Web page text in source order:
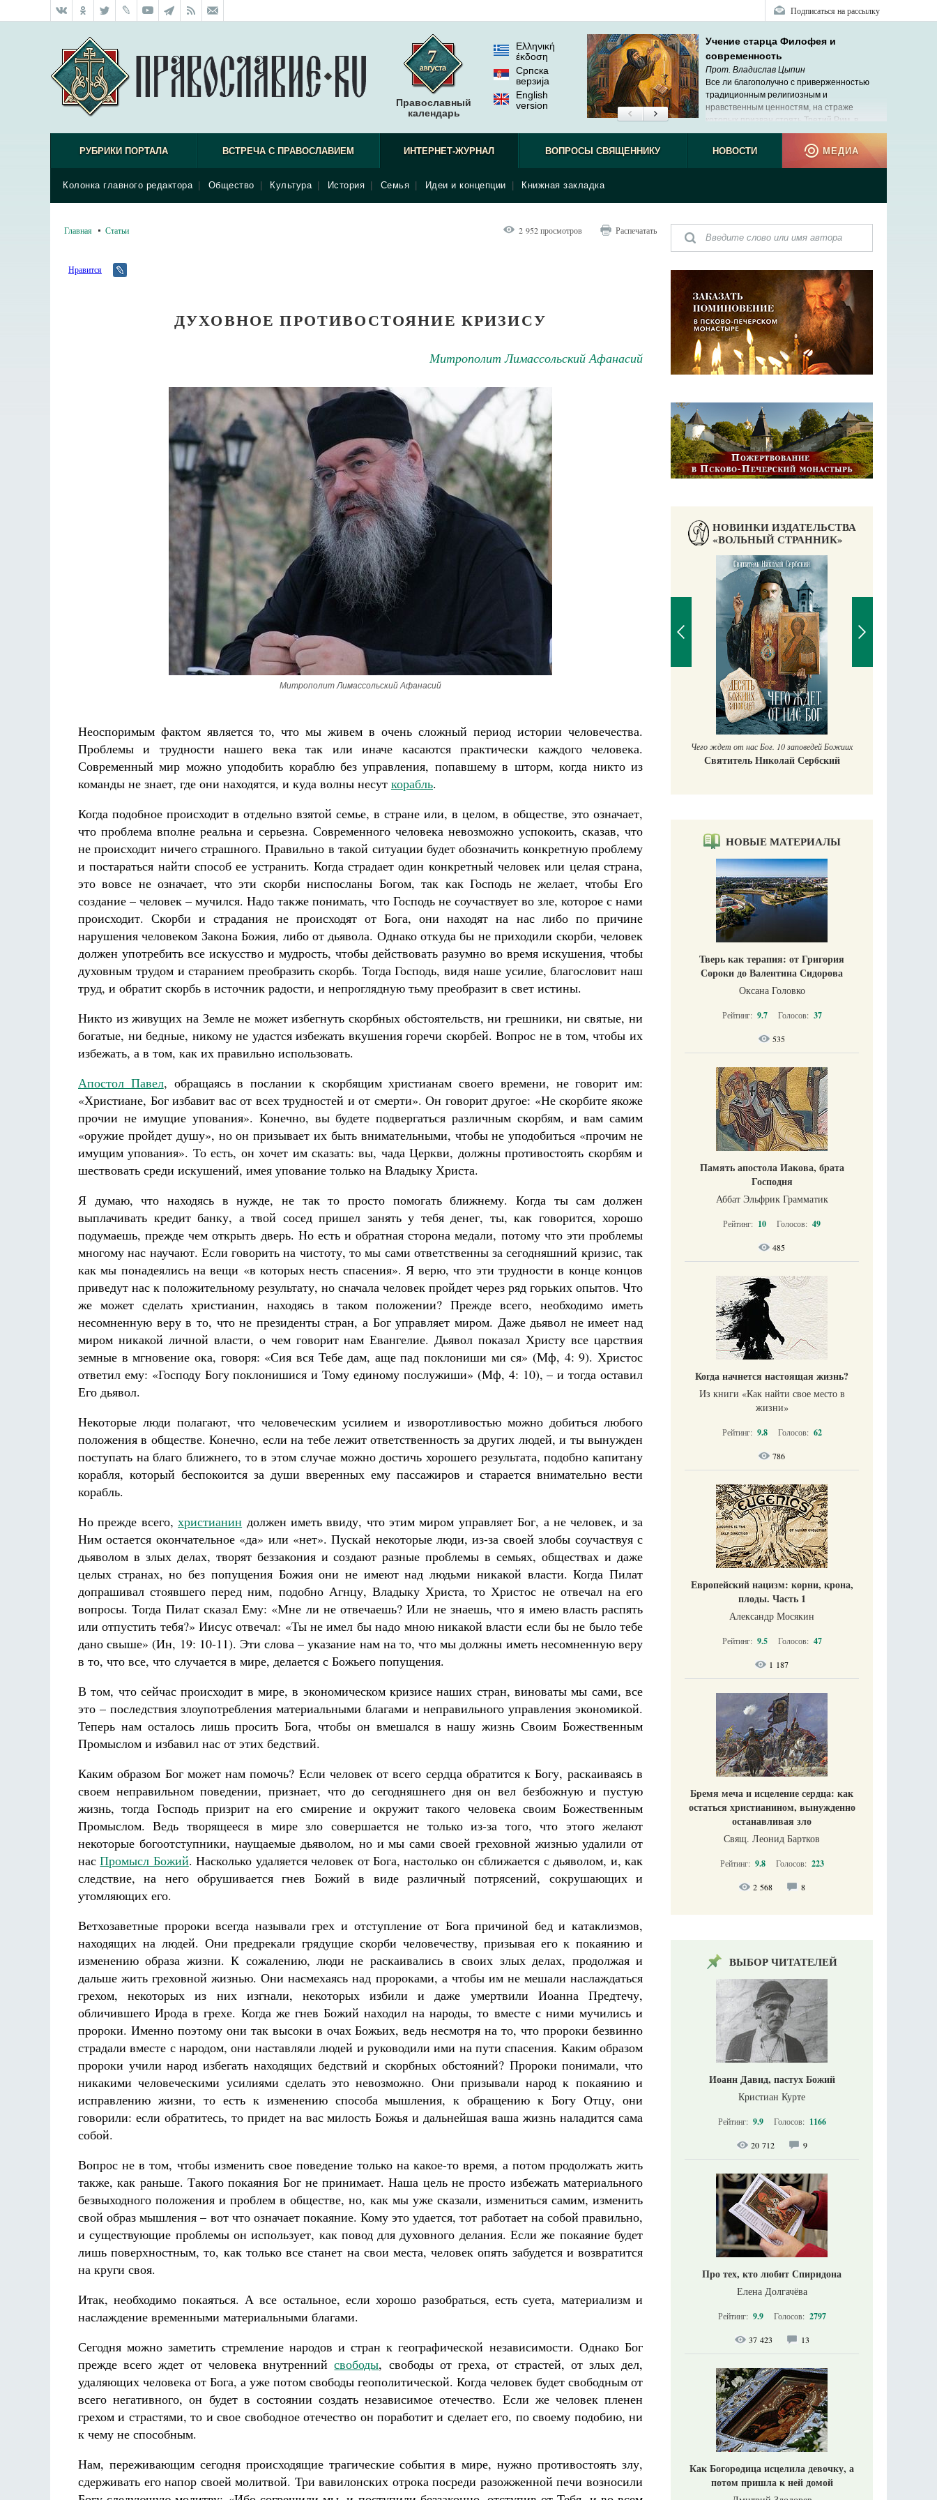
Подписаться на рассылку
Православный
календарь
Ελληνική
έκδοση
Српска
верзиjа
English
version
Учение старца Филофея и
современность
Прот. Владислав Цыпин
Все ли благополучно с приверженностью
традиционным религиозным и
нравственным ценностям, на страже
которых призван стоять Третий Рим, в
современной России?
РУБРИКИ ПОРТАЛА ВСТРЕЧА С ПРАВОСЛАВИЕМ ИНТЕРНЕТ-ЖУРНАЛ
Колонка главного редактора Общество Культура История Семья Идеи и концепции Книжная закладка
ВОПРОСЫ СВЯЩЕННИКУ НОВОСТИ МЕДИА
Главная Статьи 2 952 просмотров Распечатать
Нравится
ДУХОВНОЕ ПРОТИВОСТОЯНИЕ КРИЗИСУ
Митрополит Лимассольский Афанасий
Митрополит Лимассольский Афанасий
Неоспоримым фактом является то, что мы живем в очень сложный период истории человечества.
Проблемы и трудности нашего века так или иначе касаются практически каждого человека.
Современный мир можно уподобить кораблю без управления, попавшему в шторм, когда никто из
команды не знает, где они находятся, и куда волны несут корабль.
Когда подобное происходит в отдельно взятой семье, в стране или, в целом, в обществе, это означает,
что проблема вполне реальна и серьезна. Современного человека невозможно успокоить, сказав, что
не происходит ничего страшного. Правильно в такой ситуации будет обозначить конкретную проблему
и постараться найти способ ее устранить. Когда страдает один конкретный человек или целая страна,
это вовсе не означает, что эти скорби ниспосланы Богом, так как Господь не желает, чтобы Его
создание – человек – мучился. Надо также понимать, что Господь не соучаствует во зле, которое с нами
происходит. Скорби и страдания не происходят от Бога, они находят на нас либо по причине
нарушения человеком Закона Божия, либо от дьявола. Однако откуда бы не приходили скорби, человек
должен употребить все искусство и мудрость, чтобы действовать разумно во время искушения, чтобы
духовным трудом и старанием преобразить скорбь. Тогда Господь, видя наше усилие, благословит наш
труд, и обратит скорбь в источник радости, и непроглядную тьму преобразит в свет истины.
Никто из живущих на Земле не может избегнуть скорбных обстоятельств, ни грешники, ни святые, ни
богатые, ни бедные, никому не удастся избежать вкушения горечи скорбей. Вопрос не в том, чтобы их
избежать, а в том, как их правильно использовать.
Апостол Павел, обращаясь в послании к скорбящим христианам своего времени, не говорит им:
«Христиане, Бог избавит вас от всех трудностей и от смерти». Он говорит другое: «Не скорбите якоже
прочии не имущие упования». Конечно, вы будете подвергаться различным скорбям, и вам самим
«оружие пройдет душу», но он призывает их быть внимательными, чтобы не уподобиться «прочим не
имущим упования». То есть, он хочет им сказать: вы, чада Церкви, должны противостоять скорбям и
шествовать среди искушений, имея упование только на Владыку Христа.
Я думаю, что находясь в нужде, не так то просто помогать ближнему. Когда ты сам должен
выплачивать кредит банку, а твой сосед пришел занять у тебя денег, ты, как говорится, хорошо
подумаешь, прежде чем открыть дверь. Но есть и обратная сторона медали, потому что эти проблемы
многому нас научают. Если говорить на чистоту, то мы сами ответственны за сегодняшний кризис, так
как мы понадеялись на вещи «в которых несть спасения». Я верю, что эти трудности в конце концов
приведут нас к положительному результату, но сначала человек пройдет через ряд горьких опытов. Что
же может сделать христианин, находясь в таком положении? Прежде всего, необходимо иметь
несомненную веру в то, что не президенты стран, а Бог управляет миром. Даже дьявол не имеет над
миром никакой личной власти, о чем говорит нам Евангелие. Дьявол показал Христу все царствия
земные в мгновение ока, говоря: «Сия вся Тебе дам, аще пад поклониши ми ся» (Мф, 4: 9). Христос
ответил ему: «Господу Богу поклонишися и Тому единому послужиши» (Мф, 4: 10), – и тогда оставил
Его дьявол.
Некоторые люди полагают, что человеческим усилием и изворотливостью можно добиться любого
положения в обществе. Конечно, если на тебе лежит ответственность за других людей, и ты вынужден
поступать на благо ближнего, то в этом случае можно достичь хорошего результата, подобно капитану
корабля, который беспокоится за души вверенных ему пассажиров и старается внимательно вести
корабль.
Но прежде всего,христианин должен иметь ввиду, что этим миром управляет Бог, а не человек, и за
Ним остается окончательное «да» или «нет». Пускай некоторые люди, из-за своей злобы соучаствуя с
дьяволом в злых делах, творят беззакония и создают разные проблемы в семьях, обществах и даже
целых странах, но без попущения Божия они не имеют над людьми никакой власти. Когда Пилат
допрашивал стоявшего перед ним, подобно Агнцу, Владыку Христа, то Христос не отвечал на его
вопросы. Тогда Пилат сказал Ему: «Мне ли не отвечаешь? Или не знаешь, что я имею власть распять
или отпустить тебя?» Иисус отвечал: «Ты не имел бы надо мною никакой власти если бы не было тебе
дано свыше» (Ин, 19: 10-11). Эти слова – указание нам на то, что мы должны иметь несомненную веру
в то, что все, что случается в мире, делается с Божьего попущения.
В том, что сейчас происходит в мире, в экономическом кризисе наших стран, виноваты мы сами, все
это – последствия злоупотребления материальными благами и неправильного управления экономикой.
Теперь нам осталось лишь просить Бога, чтобы он вмешался в нашу жизнь Своим Божественным
Промыслом и избавил нас от этих бедствий.
Каким образом Бог может нам помочь? Если человек от всего сердца обратится к Богу, раскаиваясь в
своем неправильном поведении, признает, что до сегодняшнего дня он вел безбожную и пустую
жизнь, тогда Господь призрит на его смирение и окружит такого человека своим Божественным
Промыслом. Ведь творящееся в мире зло совершается не только из-за того, что этого желают
некоторые богоотступники, наущаемые дьяволом, но и мы сами своей греховной жизнью удалили от
насПромысл Божий. Насколько удаляется человек от Бога, настолько он сближается с дьяволом, и, как
следствие, на него обрушивается гнев Божий в виде различный потрясений, сокрушающих и
утомляющих его.
Ветхозаветные пророки всегда называли грех и отступление от Бога причиной бед и катаклизмов,
находящих на людей. Они предрекали грядущие скорби человечеству, призывая его к покаянию и
изменению образа жизни. К сожалению, люди не раскаивались в своих злых делах, продолжая и
дальше жить греховной жизнью. Они насмехаясь над пророками, а чтобы им не мешали наслаждаться
грехом, некоторых из них изгнали, некоторых избили и даже умертвили Иоанна Предтечу,
обличившего Ирода в грехе. Когда же гнев Божий находил на народы, то вместе с ними мучились и
пророки. Именно поэтому они так высоки в очах Божьих, ведь несмотря на то, что пророки безвинно
страдали вместе с народом, они наставляли людей и руководили ими на пути спасения. Каким образом
пророки учили народ избегать находящих бедствий и скорбных обстояний? Пророки понимали, что
никакими человеческими усилиями сделать это невозможно. Они призывали народ к покаянию и
исправлению жизни, то есть к изменению способа мышления, к обращению к Богу Отцу, они
говорили: если обратитесь, то придет на вас милость Божья и дальнейшая ваша жизнь наладится сама
собой.
Вопрос не в том, чтобы изменить свое поведение только на какое-то время, а потом продолжать жить
также, как раньше. Такого покаяния Бог не принимает. Наша цель не просто избежать материального
безвыходного положения и проблем в обществе, но, как мы уже сказали, измениться самим, изменить
свой образ мышления – вот что означает покаяние. Кому это удается, тот работает на собой правильно,
и существующие проблемы он использует, как повод для духовного делания. Если же покаяние будет
лишь поверхностным, то, как только все станет на свои места, человек опять забудется и возвратится
на круги своя.
Итак, необходимо покаяться. А все остальное, если хорошо разобраться, есть суета, материализм и
наслаждение временными материальными благами.
Сегодня можно заметить стремление народов и стран к географической независимости. Однако Бог
прежде всего ждет от человека внутреннийсвободы, свободы от греха, от страстей, от злых дел,
удаляющих человека от Бога, а уже потом свободы геополитической. Когда человек будет свободным от
всего негативного, он будет в состоянии создать независимое отечество. Если же человек пленен
грехом и страстями, то и свое свободное отечество он поработит и сделает его, по своему подобию, ни
к чему не способным.
Нам, переживающим сегодня происходящие трагические события в мире, нужно противостоять злу,
сдерживать его напор своей молитвой. Три вавилонских отрока посреди разожженной печи возносили
НОВИНКИ ИЗДАТЕЛЬСТВА
«ВОЛЬНЫЙ СТРАННИК»
Разлуки не будет
Фредерика де Грааф Как найти своё место в жизни
Кирилл Мурышев
Роман Котов Чего ждет от нас Бог. 10 заповедей Божиих
Святитель Николай Сербский
НОВЫЕ МАТЕРИАЛЫ
Тверь как терапия: от Григория
Сороки до Валентина Сидорова
Оксана Головко
Рейтинг: 9.7 Голосов: 37
535
Память апостола Иакова, брата
Господня
Аббат Эльфрик Грамматик
Рейтинг: 10 Голосов: 49
485
Когда начнется настоящая жизнь?
Из книги «Как найти свое место в
жизни​»
Рейтинг: 9.8 Голосов: 62
786
Европейский нацизм: корни, крона,
плоды. Часть 1
Александр Мосякин
Рейтинг: 9.5 Голосов: 47
1 187
Бремя меча и исцеление сердца: как
остаться христианином, вынужденно
останавливая зло
Свящ. Леонид Бартков
Рейтинг: 9.8 Голосов: 223
2 568 8
ВЫБОР ЧИТАТЕЛЕЙ
Иоанн Давид, пастух Божий
Кристиан Курте
Рейтинг: 9.9 Голосов: 1166
20 712 9
Про тех, кто любит Спиридона
Елена Долгачёва
Рейтинг: 9.9 Голосов: 2797
37 423 13
Как Богородица исцелила девочку, а
потом пришла к ней домой